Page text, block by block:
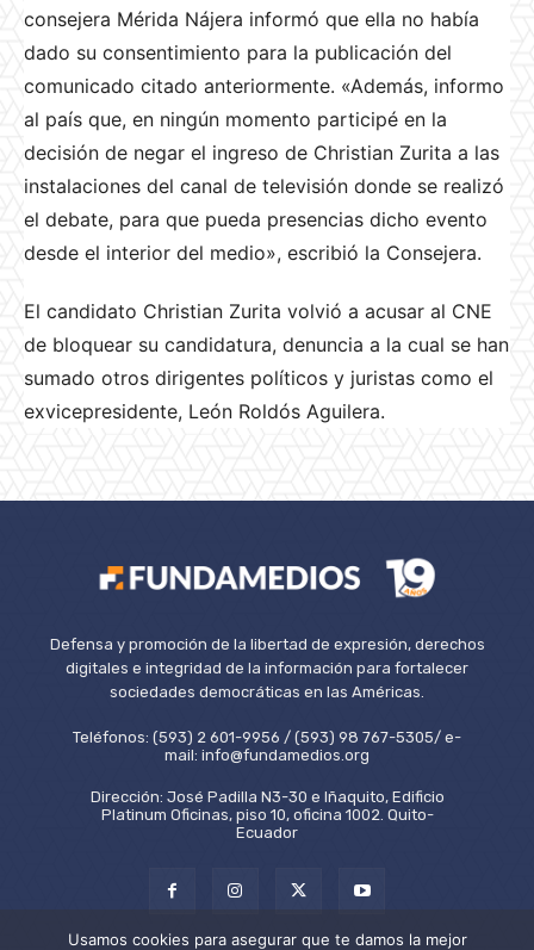
consejera Mérida Nájera informó que ella no había
dado su consentimiento para la publicación del
comunicado citado anteriormente. «Además, informo
al país que, en ningún momento participé en la
decisión de negar el ingreso de Christian Zurita a las
instalaciones del canal de televisión donde se realizó
el debate, para que pueda presencias dicho evento
desde el interior del medio», escribió la Consejera.
El candidato Christian Zurita volvió a acusar al CNE
de bloquear su candidatura, denuncia a la cual se han
sumado otros dirigentes políticos y juristas como el
exvicepresidente, León Roldós Aguilera.
Defensa y promoción de la libertad de expresión, derechos
digitales e integridad de la información para fortalecer
sociedades democráticas en las Américas.
Teléfonos: (593) 2 601-9956 / (593) 98 767-5305/ e-
mail: info@fundamedios.org
Dirección: José Padilla N3-30 e Iñaquito, Edificio
Platinum Oficinas, piso 10, oficina 1002. Quito-
Ecuador
Usamos cookies para asegurar que te damos la mejor